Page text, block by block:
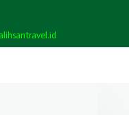
alihsantravel.id